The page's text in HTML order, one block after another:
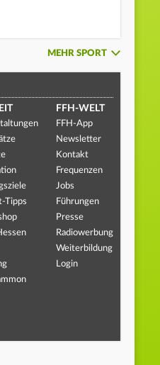
MEHR SPORT
Tipps
FFH-WELT
FFH-App
Newsletter
Kontakt
Frequenzen
Jobs
Führungen
Presse
Radiowerbung
Weiterbildung
Login